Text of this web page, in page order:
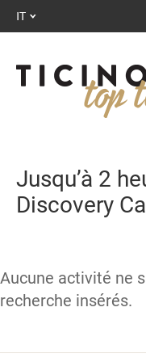
IT
Jusqu’à 2
Discovery
Aucune activité ne
recherche insérés.